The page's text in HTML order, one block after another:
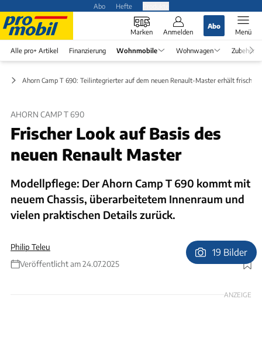
Abo Hefte
Marken Anmelden
Abo
Menü
Alle pro+ Artikel Finanzierung Wohnmobile Wohnwagen Zubehör
Ahorn Camp T 690: Teilintegrierter auf dem neuen Renault-Master erhält frischen
AHORN CAMP T 690
Frischer Look auf Basis des
neuen Renault Master
Modellpflege: Der Ahorn Camp T 690 kommt mit
neuem Chassis, überarbeitetem Innenraum und
vielen praktischen Details zurück.
Philip Teleu
Veröffentlicht am 24.07.2025
Foto: Philip Teleu
19 Bilder
ANZEIGE